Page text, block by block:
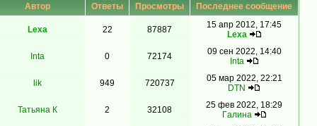
Автор Ответы Просмотры Последнее сообщение
Lexa 22 87887
15 апр 2012, 17:45
Lexa
Inta 0 72174
09 сен 2022, 14:40
Inta
lik 949 720737
05 мар 2022, 22:21
DTN
Татьяна К 2 32108
25 фев 2022, 18:29
Гaлинa